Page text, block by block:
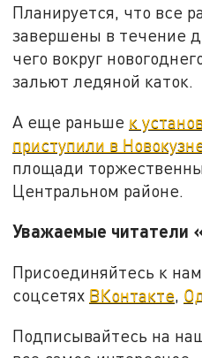
Планируется, что все
завершены в течение
чего вокруг
зальют ледяной каток.
А еще раньше к
приступили в
площади
Центральном районе.
Уважаемые читатели
Присоединяйтесь к
соцсетях ВКонтакте,
Подписывайтесь на